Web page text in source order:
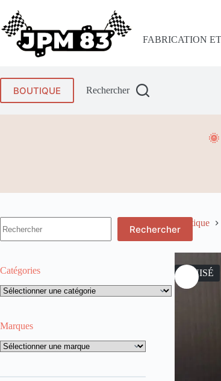
contenu
FABRICATION
BOUTIQUE Rechercher
Boutique
ÉPUISÉ
Rechercher
résultat
Catégories
Catégories
Marques
Marques